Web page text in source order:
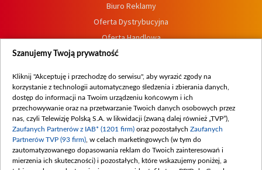
Biuro Reklamy
Oferta Dystrybucyjna
Oferta Handlowa
Dostępność
Procedura zgłoszeń wewnętrznych
Szanujemy Twoją prywatność
Kliknij "Akceptuję i przechodzę do serwisu", aby wyrazić zgody na
korzystanie z technologii automatycznego śledzenia i zbierania danych,
dostęp do informacji na Twoim urządzeniu końcowym i ich
przechowywanie oraz na przetwarzanie Twoich danych osobowych przez
nas, czyli Telewizję Polską S.A. w likwidacji (zwaną dalej również „TVP”),
Zaufanych Partnerów z IAB* (1201 firm) oraz pozostałych Zaufanych
Partnerów TVP (93 firm) , w celach marketingowych (w tym do
zautomatyzowanego dopasowania reklam do Twoich zainteresowań i
mierzenia ich skuteczności) i pozostałych, które wskazujemy poniżej, a